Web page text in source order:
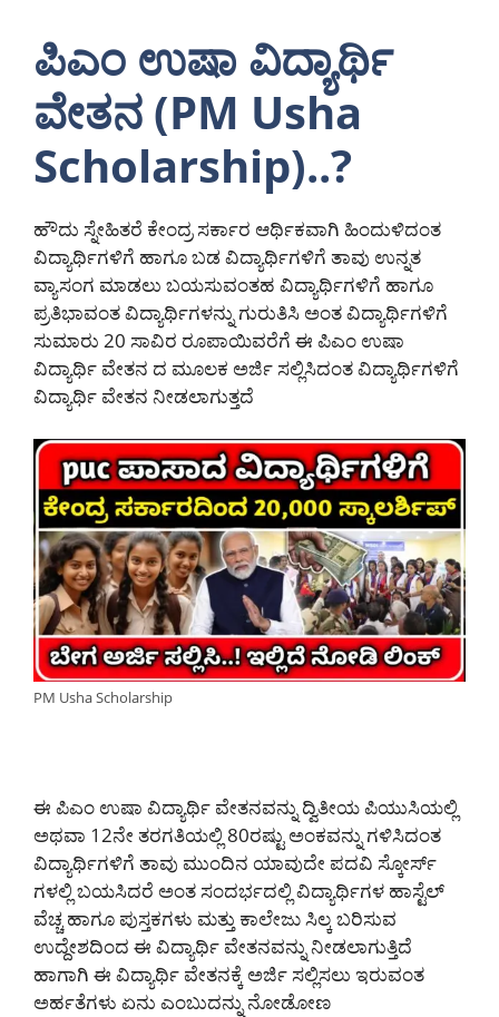
ಪಿಎಂ ಉಷಾ ವಿದ್ಯಾರ್ಥಿ
ವೇತನ (PM Usha
Scholarship)..?
ಹೌದು ಸ್ನೇಹಿತರೆ ಕೇಂದ್ರ ಸರ್ಕಾರ ಆರ್ಥಿಕವಾಗಿ ಹಿಂದುಳಿದಂತ
ವಿದ್ಯಾರ್ಥಿಗಳಿಗೆ ಹಾಗೂ ಬಡ ವಿದ್ಯಾರ್ಥಿಗಳಿಗೆ ತಾವು ಉನ್ನತ
ವ್ಯಾಸಂಗ ಮಾಡಲು ಬಯಸುವಂತಹ ವಿದ್ಯಾರ್ಥಿಗಳಿಗೆ ಹಾಗೂ
ಪ್ರತಿಭಾವಂತ ವಿದ್ಯಾರ್ಥಿಗಳನ್ನು ಗುರುತಿಸಿ ಅಂತ ವಿದ್ಯಾರ್ಥಿಗಳಿಗೆ
ಸುಮಾರು 20 ಸಾವಿರ ರೂಪಾಯಿವರೆಗೆ ಈ ಪಿಎಂ ಉಷಾ
ವಿದ್ಯಾರ್ಥಿ ವೇತನ ದ ಮೂಲಕ ಅರ್ಜಿ ಸಲ್ಲಿಸಿದಂತ ವಿದ್ಯಾರ್ಥಿಗಳಿಗೆ
ವಿದ್ಯಾರ್ಥಿ ವೇತನ ನೀಡಲಾಗುತ್ತದೆ
PM Usha Scholarship
ಈ ಪಿಎಂ ಉಷಾ ವಿದ್ಯಾರ್ಥಿ ವೇತನವನ್ನು ದ್ವಿತೀಯ ಪಿಯುಸಿಯಲ್ಲಿ
ಅಥವಾ 12ನೇ ತರಗತಿಯಲ್ಲಿ 80ರಷ್ಟು ಅಂಕವನ್ನು ಗಳಿಸಿದಂತ
ವಿದ್ಯಾರ್ಥಿಗಳಿಗೆ ತಾವು ಮುಂದಿನ ಯಾವುದೇ ಪದವಿ ಸ್ಕೋರ್ಸ್
ಗಳಲ್ಲಿ ಬಯಸಿದರೆ ಅಂತ ಸಂದರ್ಭದಲ್ಲಿ ವಿದ್ಯಾರ್ಥಿಗಳ ಹಾಸ್ಟೆಲ್
ವೆಚ್ಚ ಹಾಗೂ ಪುಸ್ತಕಗಳು ಮತ್ತು ಕಾಲೇಜು ಸಿಲ್ಕ ಬರಿಸುವ
ಉದ್ದೇಶದಿಂದ ಈ ವಿದ್ಯಾರ್ಥಿ ವೇತನವನ್ನು ನೀಡಲಾಗುತ್ತಿದೆ
ಹಾಗಾಗಿ ಈ ವಿದ್ಯಾರ್ಥಿ ವೇತನಕ್ಕೆ ಅರ್ಜಿ ಸಲ್ಲಿಸಲು ಇರುವಂತ
ಅರ್ಹತೆಗಳು ಏನು ಎಂಬುದನ್ನು ನೋಡೋಣ